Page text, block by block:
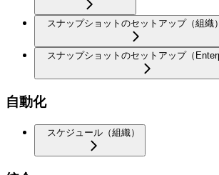
スナップショットのセットアップ（組織）
スナップショットのセットアップ（
自動化
スケジュール（組織）